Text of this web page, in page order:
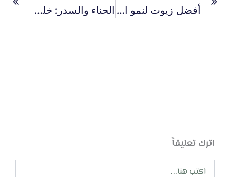
أفضل زيوت لنمو الشعر ومنع تساقطه الحناء والسدر: خلطة بالسدر للشعر لعلاج تساقطه وتكثيفه
اترك تعليقاً
اكتب
هنا...